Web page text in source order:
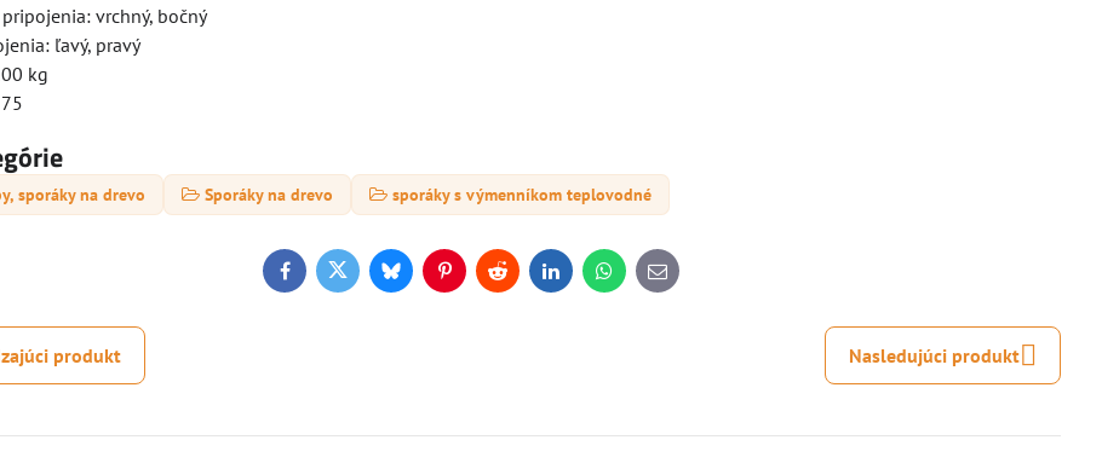
vrchný, bočný
ľavý, pravý
kg
sporáky na drevo Sporáky na drevo sporáky s výmenníkom teplovodné
FacebookTwitterBlueskyPinterestRedditLinkedInWhatsApp
E-
mail
produkt Nasledujúci produkt